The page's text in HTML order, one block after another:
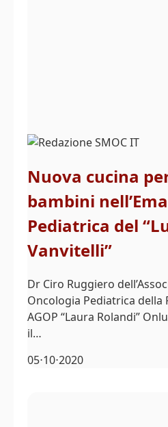
Nuova cucina
bambini
Pediatrica del
Vanvitelli”
Dr Ciro Ruggiero
Oncologia Pediatrica della
AGOP “Laura Rolandi”
il…
05⋅10⋅2020